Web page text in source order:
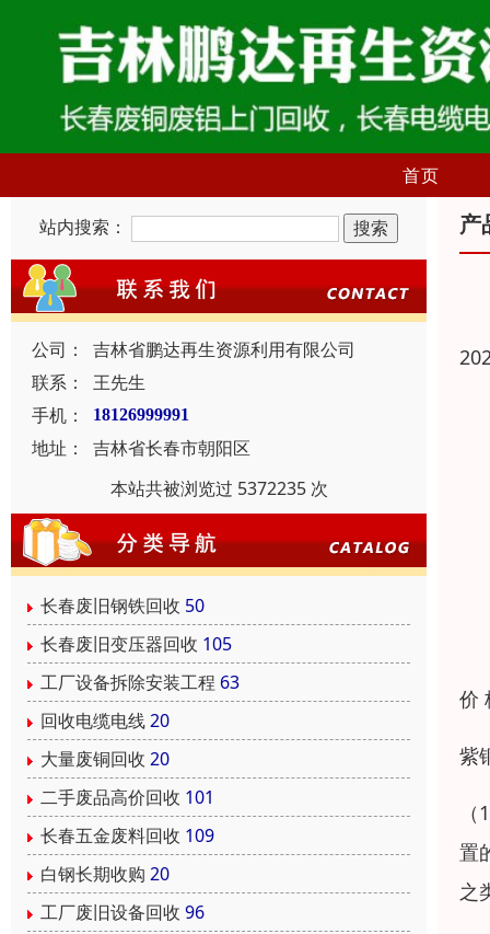
首页
站内搜索：
公司：
吉林省鹏达再生资源利用有限公司
联系：
王先生
手机：
18126999991
地址：
吉林省长春市朝阳区
本站共被浏览过 5372235 次
长春废旧钢铁回收 50
长春废旧变压器回收 105
工厂设备拆除安装工程 63
回收电缆电线20
大量废铜回收 20
二手废品高价回收 101
长春五金废料回收 109
白钢长期收购 20
工厂废旧设备回收 96
产
价
紫
置
之